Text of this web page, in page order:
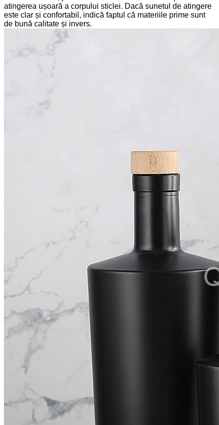
atingerea ușoară a corpului sticlei. Dacă sunetul de atingere
este clar și confortabil, indică faptul că materiile prime sunt
de bună calitate și invers.